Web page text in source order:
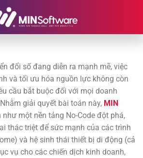
đổi số đang diễn ra mạnh mẽ, việc
và tối ưu hóa nguồn lực không còn
cầu bắt buộc đối với mọi doanh
giải quyết bài toán này, MIN
như một nền tảng No-Code đột phá,
thác triệt để sức mạnh của các trình
và hệ sinh thái thiết bị di động (cả
vụ cho các chiến dịch kinh doanh,